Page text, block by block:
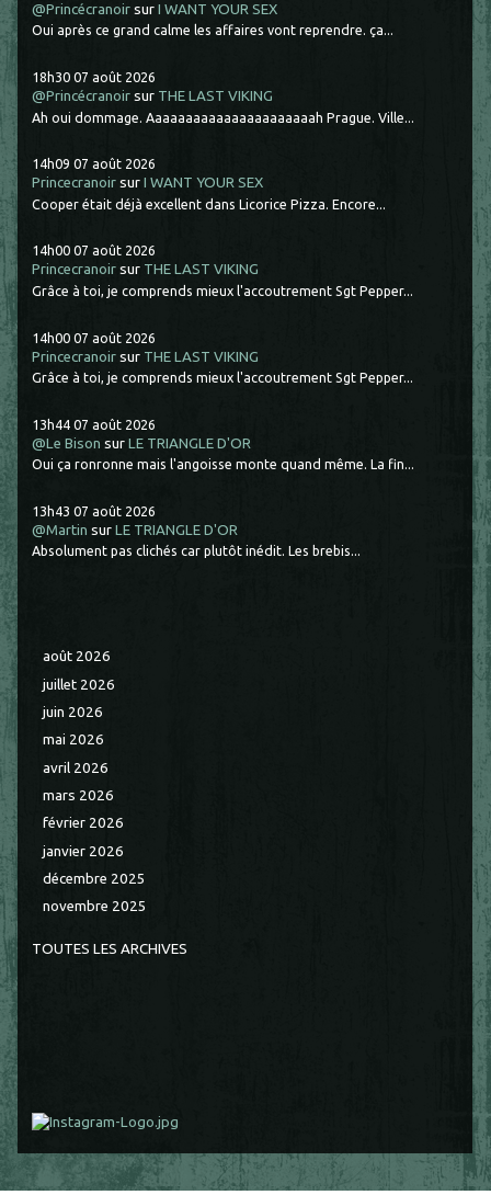
@Princécranoir surI WANT YOUR SEX
Oui après ce grand calme les affaires vont reprendre. ça...
18h30 07 août 2026
@Princécranoir sur THE LAST VIKING
Ah oui dommage. Aaaaaaaaaaaaaaaaaaaaaah Prague. Ville...
14h09 07 août 2026
Princecranoir surI WANT YOUR SEX
Cooper était déjà excellent dans Licorice Pizza. Encore...
14h00 07 août 2026
Princecranoir sur THE LAST VIKING
Grâce à toi, je comprends mieux l'accoutrement Sgt Pepper...
14h00 07 août 2026
Princecranoir sur THE LAST VIKING
Grâce à toi, je comprends mieux l'accoutrement Sgt Pepper...
13h44 07 août 2026
@Le Bison surLE TRIANGLE D'OR
Oui ça ronronne mais l'angoisse monte quand même. La fin...
13h43 07 août 2026
@Martin surLE TRIANGLE D'OR
Absolument pas clichés car plutôt inédit. Les brebis...
août 2026
juillet 2026
juin 2026
mai 2026
avril 2026
mars 2026
février 2026
janvier 2026
décembre 2025
novembre 2025
TOUTES LES ARCHIVES